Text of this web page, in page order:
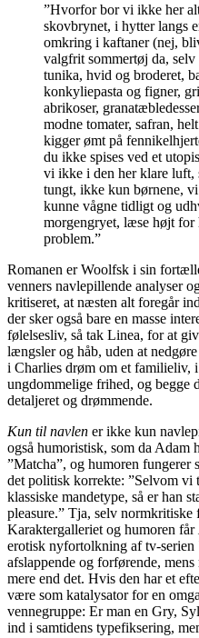
”Hvorfor bor vi ikke her
skovbrynet, i hytter langs
omkring i kaftaner (nej,
valgfrit sommertøj da,
tunika, hvid og broderet,
konkyliepasta og figner,
abrikoser,
modne tomater, safran,
kigger ømt på
du ikke spises ved et
vi ikke i den her klare luft,
tungt, ikke kun børnene,
kunne vågne tidligt og
morgengryet, læse højt for
problem.”
Romanen er Woolfsk i sin
venners navlepillende analyser
kritiseret, at næsten alt foregår
der sker også bare en masse
følelsesliv, så tak Linea, for at
længsler og håb, uden at
i Charlies drøm om et familieliv,
ungdommelige frihed, og begge
detaljeret og drømmende.
Kun til navlen er ikke kun
også humoristisk, som da Adam
”Matcha”, og humoren
det politisk korrekte: ”Selvom vi
klassiske mandetype, så er han
pleasure.” Tja, selv normkritiske
Karaktergalleriet og humoren får
erotisk nyfortolkning af tv-serien
afslappende og forførende,
mere end det. Hvis den har et
være som katalysator for en
vennegruppe: Er man en Gry,
ind i samtidens typefiksering,